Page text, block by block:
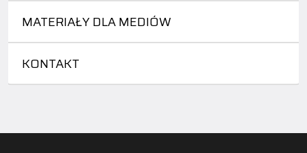
MATERIAŁY DLA MEDIÓW
KONTAKT